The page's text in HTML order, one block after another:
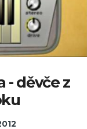
- děvče z